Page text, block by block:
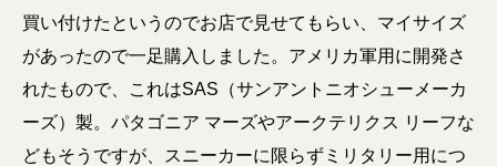
買い付けたというのでお店で見せてもらい、マイサイズ
があったので一足購入しました。アメリカ軍用に開発さ
れたもので、これはSAS（サンアントニオシューメーカ
ーズ）製。パタゴニア マーズやアークテリクス リーフな
どもそうですが、スニーカーに限らずミリタリー用につ